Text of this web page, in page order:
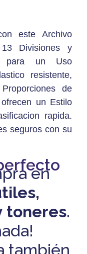
este Archivo
Divisiones y
para un Uso
resistente,
de
un Estilo
rapida.
seguros con su
en
toneres.
también